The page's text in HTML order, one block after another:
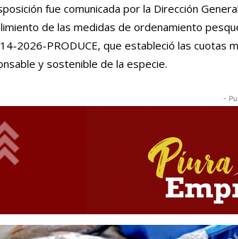
fue comunicada por la Dirección
de las medidas de ordenamiento
2026-PRODUCE, que estableció las cuotas
y sostenible de la especie.
-